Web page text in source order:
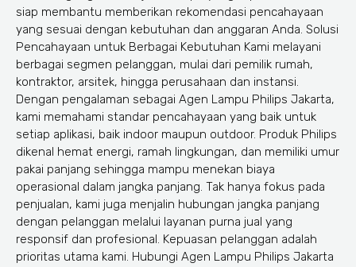
siap membantu memberikan rekomendasi pencahayaan
yang sesuai dengan kebutuhan dan anggaran Anda. Solusi
Pencahayaan untuk Berbagai Kebutuhan Kami melayani
berbagai segmen pelanggan, mulai dari pemilik rumah,
kontraktor, arsitek, hingga perusahaan dan instansi.
Dengan pengalaman sebagai Agen Lampu Philips Jakarta,
kami memahami standar pencahayaan yang baik untuk
setiap aplikasi, baik indoor maupun outdoor. Produk Philips
dikenal hemat energi, ramah lingkungan, dan memiliki umur
pakai panjang sehingga mampu menekan biaya
operasional dalam jangka panjang. Tak hanya fokus pada
penjualan, kami juga menjalin hubungan jangka panjang
dengan pelanggan melalui layanan purna jual yang
responsif dan profesional. Kepuasan pelanggan adalah
prioritas utama kami. Hubungi Agen Lampu Philips Jakarta